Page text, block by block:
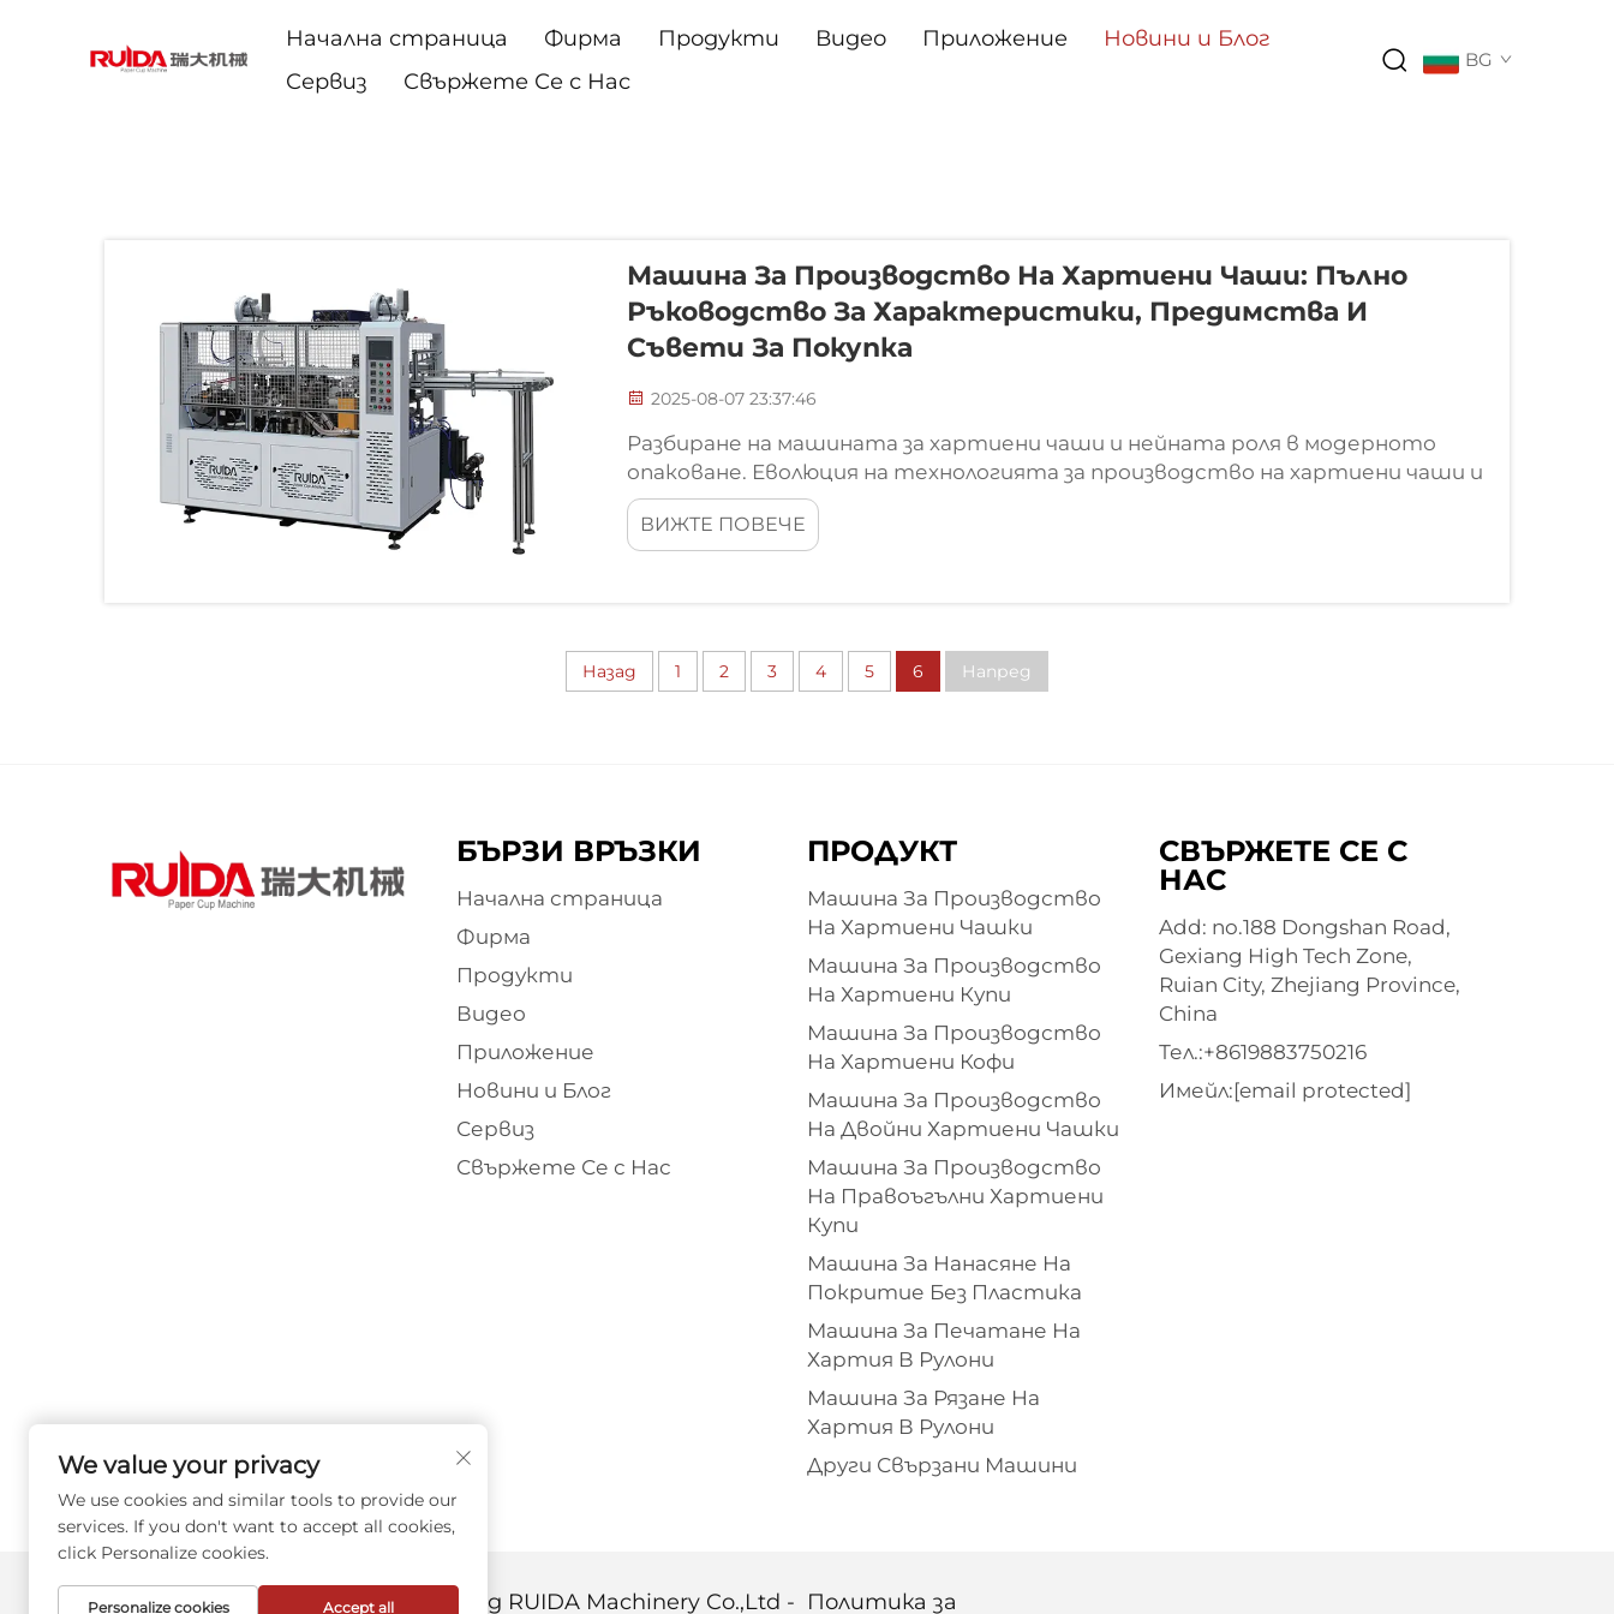
Начална страница Фирма Продукти Видео Приложение
Новини и Блог
Сервиз
Свържете Се с Нас
BG
Машина За Производство На Хартиени Чаши: Пълно
Ръководство За Характеристики, Предимства И
Съвети За Покупка
2025-08-07 23:37:46
Разбиране на машината за хартиени чаши и нейната роля в модерното
опаковане. Еволюция на технологията за производство на хартиени чаши и
чашки. Отместването от ръчния труд към автоматизирани машини за
производство на хартиени чаши отбелязва дълъг път на индустриален
напредък. Преди време...
ВИЖТЕ ПОВЕЧЕ
Назад 1 2 3 4 5 6 Напред
БЪРЗИ ВРЪЗКИ
Начална страница
Фирма
Продукти
Видео
Приложение
Новини и Блог
Сервиз
Свържете Се с Нас
ПРОДУКТ
Машина За Производство
На Хартиени Чашки
Машина За Производство
На Хартиени Купи
Машина За Производство
На Хартиени Кофи
Машина За Производство
На Двойни Хартиени Чашки
Машина За Производство
На Правоъгълни Хартиени
Купи
Машина За Нанасяне На
Покритие Без Пластика
Машина За Печатане На
Хартия В Рулони
Машина За Рязане На
Хартия В Рулони
Други Свързани Машини
СВЪРЖЕТЕ СЕ С
НАС
Add: no.188 Dongshan Road,
Gexiang High Tech Zone,
Ruian City, Zhejiang Province,
China
Тел.:+8619883750216
Имейл:[email protected]
Всички права запазени © ZheJiang RUIDA Machinery Co.,Ltd - Политика за
We value your privacy
We use cookies and similar tools to provide our
services. If you don't want to accept all cookies,
click Personalize cookies.
Personalize cookies Accept all